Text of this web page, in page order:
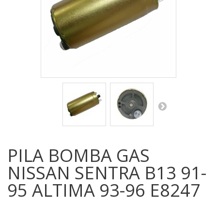
PILA BOMBA GAS
NISSAN SENTRA B13 91-
95 ALTIMA 93-96 E8247